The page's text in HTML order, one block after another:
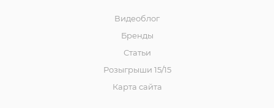
Видеоблог
Бренды
Статьи
Розыгрыши 15/15
Карта сайта